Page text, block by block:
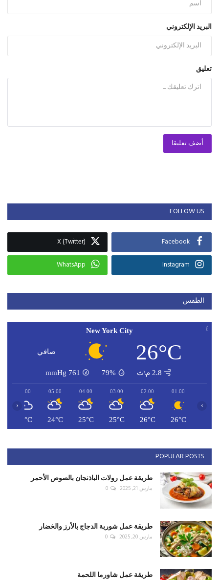
البريد الإلكتروني
تعليق
أضف تعليقا
FOLLOW US
Facebook
X (Twitter)
Instagram
WhatsApp
الطقس
New York City
26°C صافي
2.8 م\ث 79%
761
mmHg
01:00
26°C
02:00
26°C
03:00
25°C
04:00
25°C
05:00
24°C
06:00
24°C
‹ ›
POPULAR POSTS
طريقة عمل رولات الباذنجان بالصوص الأحمر
مارس 21, 2025 0
طريقة عمل شوربة الدجاج بالأرز والخضار
مارس 20, 2025 0
طريقة عمل شاورما اللحمة